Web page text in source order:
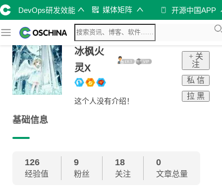
DevOps研发效能 媒体矩阵 开源中国APP
冰枫火
灵X
这个人没有介绍！
+ 关
注
私 信
拉 黑
基础信息
126
经验值
9
粉丝
18
关注
0
文章总量